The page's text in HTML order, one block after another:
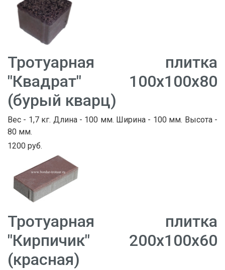
Тротуарная плитка
"Квадрат" 100х100х80
(бурый кварц)
Вес - 1,7 кг. Длина - 100 мм. Ширина - 100 мм. Высота -
80 мм.
1200 руб.
Тротуарная плитка
"Кирпичик" 200х100х60
(красная)